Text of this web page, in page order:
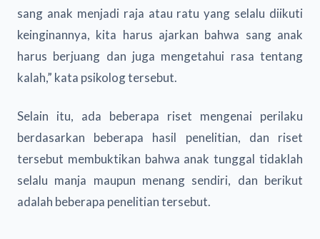
sang anak menjadi raja atau ratu yang selalu diikuti
keinginannya, kita harus ajarkan bahwa sang anak
harus berjuang dan juga mengetahui rasa tentang
kalah,” kata psikolog tersebut.
Selain itu, ada beberapa riset mengenai perilaku
berdasarkan beberapa hasil penelitian, dan riset
tersebut membuktikan bahwa anak tunggal tidaklah
selalu manja maupun menang sendiri, dan berikut
adalah beberapa penelitian tersebut.